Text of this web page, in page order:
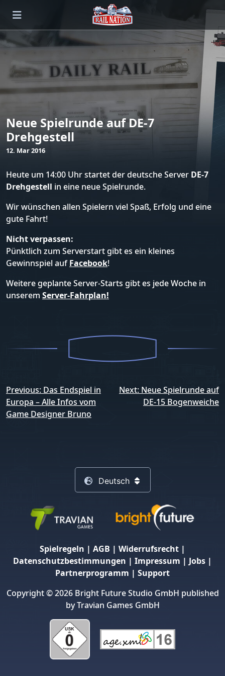
Neue Spielrunde auf DE-7
Drehgestell
12. Mar 2016
Heute um 14:00 Uhr startet der deutsche Server DE-7
Drehgestell in eine neue Spielrunde.
Wir wünschen allen Spielern viel Spaß, Erfolg und eine
gute Fahrt!
Nicht verpassen:
Pünktlich zum Serverstart gibt es ein kleines
Gewinnspiel aufFacebook!
Weitere geplante Server-Starts gibt es jede Woche in
unserem Server-Fahrplan!
Beitrags-
Navigation
Previous: Das Endspiel in
Europa – Alle Infos vom
Game Designer Bruno
Next: Neue Spielrunde auf
DE-15 Bogenweiche
Deutsch
Spielregeln | AGB | Widerrufsrecht |
Datenschutzbestimmungen | Impressum | Jobs |
Partnerprogramm | Support
Copyright © 2026 Bright Future Studio GmbH published
by Travian Games GmbH